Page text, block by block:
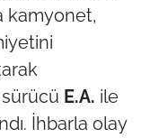
kamyonet,
E.A. ile
İhbarla olay